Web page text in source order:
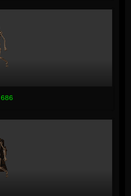
686